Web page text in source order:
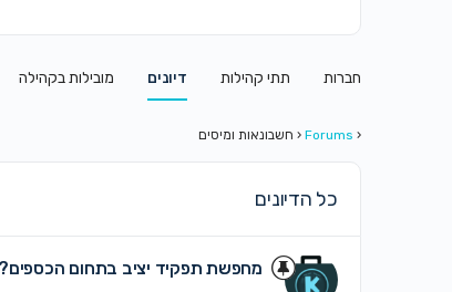
חברות תתי קהילות דיונים מובילות בקהילה
‹
Forums
‹ חשבונאות ומיסים
כל הדיונים
מחפשת תפקיד יציב בתחום